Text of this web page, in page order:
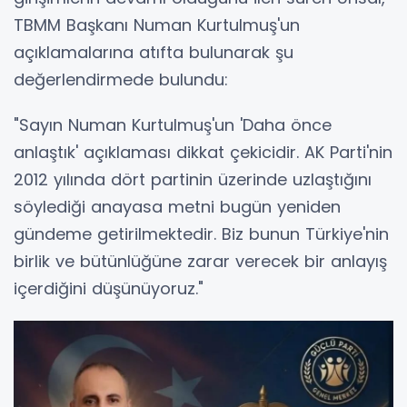
TBMM Başkanı Numan Kurtulmuş'un
açıklamalarına atıfta bulunarak şu
değerlendirmede bulundu:
"Sayın Numan Kurtulmuş'un 'Daha önce
anlaştık' açıklaması dikkat çekicidir. AK Parti'nin
2012 yılında dört partinin üzerinde uzlaştığını
söylediği anayasa metni bugün yeniden
gündeme getirilmektedir. Biz bunun Türkiye'nin
birlik ve bütünlüğüne zarar verecek bir anlayış
içerdiğini düşünüyoruz."